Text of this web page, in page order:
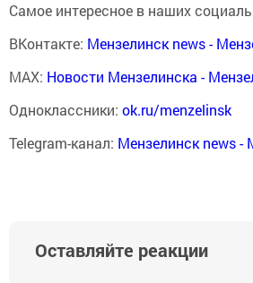
Самое интересное в наших
ВКонтакте: Мензелинск news -
MAX: Новости Мензелинска -
Одноклассники: ok.ru/menzelinsk
Telegram-канал: Мензелинск news -
Оставляйте реакции